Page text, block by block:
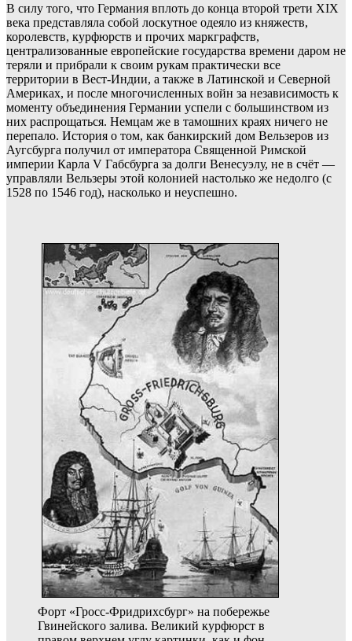
В силу того, что Германия вплоть до конца второй трети XIX
века представляла собой лоскутное одеяло из княжеств,
королевств, курфюрств и прочих маркграфств,
централизованные европейские государства времени даром не
теряли и прибрали к своим рукам практически все
территории в Вест-Индии, а также в Латинской и Северной
Америках, и после многочисленных войн за независимость к
моменту объединения Германии успели с большинством из
них распрощаться. Немцам же в тамошних краях ничего не
перепало. История о том, как банкирский дом Вельзеров из
Аугсбурга получил от императора Священной Римской
империи Карла V Габсбурга за долги Венесуэлу, не в счёт —
управляли Вельзеры этой колонией настолько же недолго (с
1528 по 1546 год), насколько и неуспешно.
Форт «Гросс-Фридрихсбург» на побережье
Гвинейского залива. Великий курфюрст в